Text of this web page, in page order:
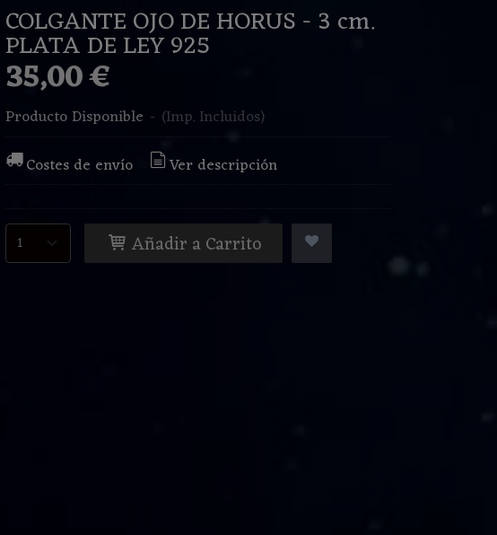
COLGANTE OJO DE HORUS - 3 cm.
PLATA DE LEY 925
35,00 €
Producto Disponible - (Imp. Incluidos)
Costes de envío
Ver descripción
Añadir a Carrito